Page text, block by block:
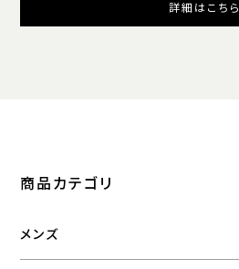
詳細はこちら
商品カテゴリ
メンズ